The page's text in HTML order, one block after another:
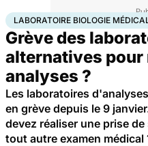
AccueilSantéSociété Santé publique
LABORATOIRE BIOLOGIE
Grève des
alternatives pour
analyses ?
Les laboratoires
en grève depuis le 9
devez réaliser une prise
tout autre examen médical